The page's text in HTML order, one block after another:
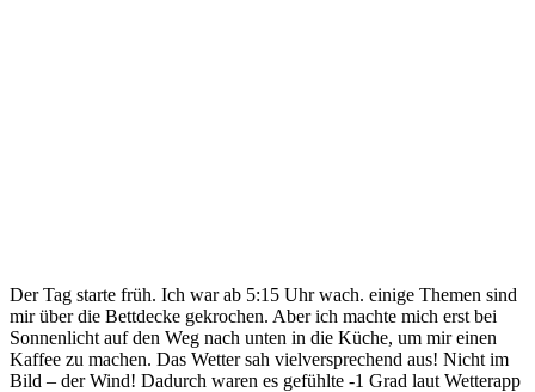
Der Tag starte früh. Ich war ab 5:15 Uhr wach. einige Themen sind
mir über die Bettdecke gekrochen. Aber ich machte mich erst bei
Sonnenlicht auf den Weg nach unten in die Küche, um mir einen
Kaffee zu machen. Das Wetter sah vielversprechend aus! Nicht im
Bild – der Wind! Dadurch waren es gefühlte -1 Grad laut Wetterapp